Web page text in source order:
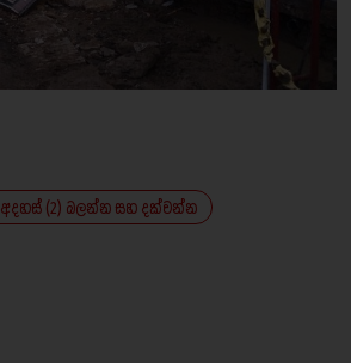
අදහස් (2) බලන්න සහ දක්වන්න